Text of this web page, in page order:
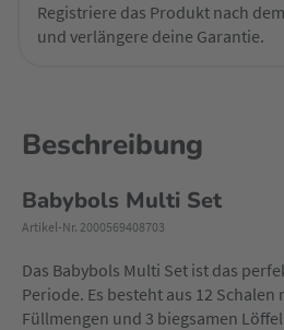
Registriere das Produkt nach
und verlängere deine Garantie.
Beschreibung
Babybols Multi Set
Artikel-Nr. 2000569408703
Das Babybols Multi Set ist das
Periode. Es besteht aus 12
Füllmengen und 3 biegsamen